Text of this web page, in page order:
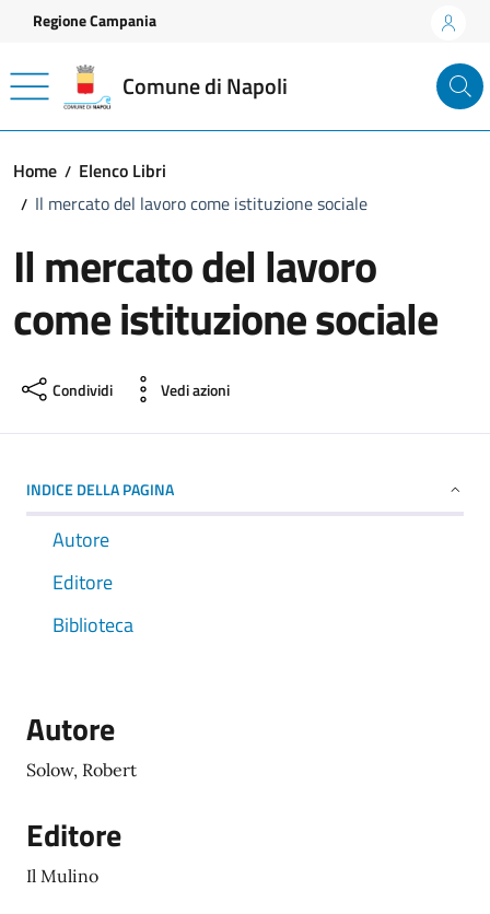
Vai ai contenuti
Vai al footer
Regione Campania
Comune di Napoli
Home
Elenco Libri
Il mercato del lavoro come istituzione sociale
Il mercato del lavoro
come istituzione sociale
Condividi Vedi azioni
INDICE DELLA PAGINA
Autore
Editore
Biblioteca
Autore
Solow, Robert
Editore
Il Mulino